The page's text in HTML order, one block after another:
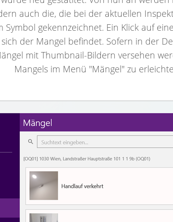
auch die, die bei der aktuellen
Symbol gekennzeichnet. Ein Klick auf
der Mangel befindet. Sofern in der
mit Thumbnail-Bildern versehen
Mangels im Menü "Mängel" zu